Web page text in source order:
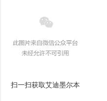
扫一扫获取艾迪墨尔本